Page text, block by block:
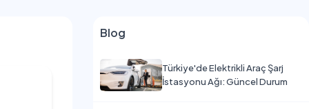
Blog
Türkiye'de Elektrikli Araç Şarj
İstasyonu Ağı: Güncel Durum